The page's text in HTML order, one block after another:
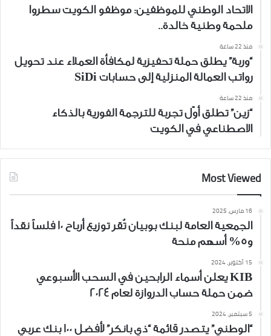
الاتحاد الوطني للموظفين: موظفو الكويت سطروا
ملحمة وطنية خالدة..
منذ 22 ساعة
“وربة” يطلق حملة تحفيزية لمكافأة العملاء عند تحويل
رواتب العمالة المنزلية إلى حسابات SiDi
منذ 22 ساعة
“زين” تطلق أوّل تجربة للترجمة الفورية بالذكاء
الاصطناعي في الكويت
Most Viewed
16 مارس، 2025
الجمعية العامة لبنك بوبيان تُقر توزيع أرباح 10 فلساً نقداً
و5% أسهم منحة
15 أكتوبر، 2024
KIB يعلن أسماء الرابحين في السحب الأسبوعي
ضمن حملة حساب الدروازة لعام 2024
5 سبتمبر، 2024
“الوطني” يتصدر قائمة “ذي بانكر” لأفضل 100 بنك عربي